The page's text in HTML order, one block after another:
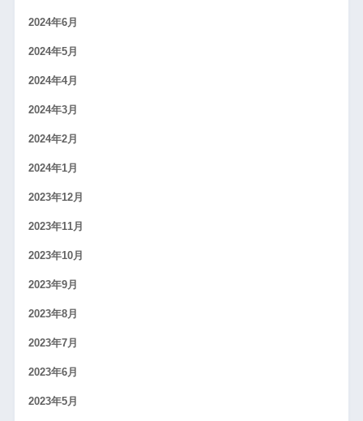
2024年6月
2024年5月
2024年4月
2024年3月
2024年2月
2024年1月
2023年12月
2023年11月
2023年10月
2023年9月
2023年8月
2023年7月
2023年6月
2023年5月